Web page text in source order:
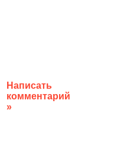
Написать
комментарий
»